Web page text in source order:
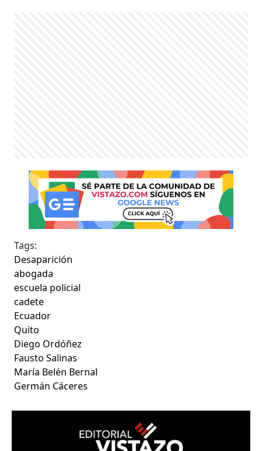
Tags:
Desaparición
abogada
escuela policial
cadete
Ecuador
Quito
Diego Ordóñez
Fausto Salinas
María Belén Bernal
Germán Cáceres